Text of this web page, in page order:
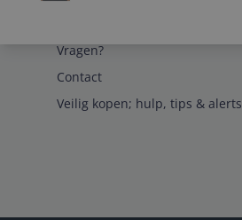
Vragen?
Contact
Veilig kopen; hulp, tips & alerts